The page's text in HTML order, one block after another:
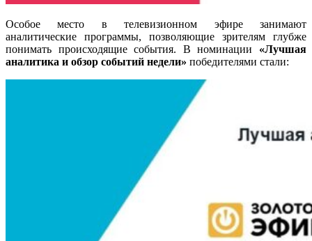
Особое место в телевизионном эфире занимают
аналитические программы, позволяющие зрителям глубже
понимать происходящие события. В номинации «Лучшая
аналитика и обзор событий недели» победителями стали: